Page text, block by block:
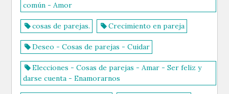
común - Amor
cosas de parejas. Crecimiento en pareja
Deseo - Cosas de parejas - Cuidar
Elecciones - Cosas de parejas - Amar - Ser feliz y
darse cuenta - Enamorarnos